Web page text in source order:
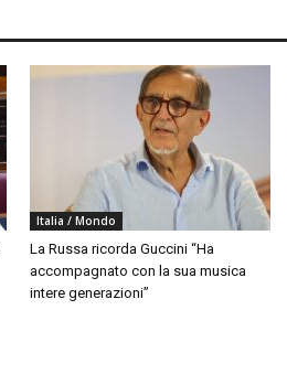
Italia / Mondo
La Russa ricorda Guccini “Ha
accompagnato con la sua musica
intere generazioni”